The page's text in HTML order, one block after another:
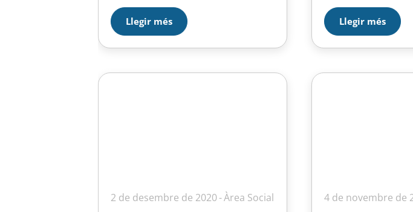
dels infants durant aquests dos
mesos d’estiu que vénen…
Llegir més
piscines per als
Campionats hem
obsequiades amb
que exhibirem al
Llegir més
2 de desembre de 2020 Àrea Social 4 de novembre de